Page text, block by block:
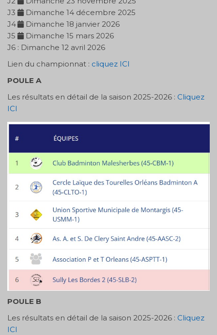
J3
Dimanche 14 décembre 2025
J4
Dimanche 18 janvier 2026
J5
Dimanche 15 mars 2026
J6 : Dimanche 12 avril 2026
Lien du championnat : cliquez ICI
POULE A
Les résultats en détail de la saison 2025-2026 : Cliquez
ICI
POULE B
Les résultats en détail de la saison 2025-2026 : Cliquez
ICI